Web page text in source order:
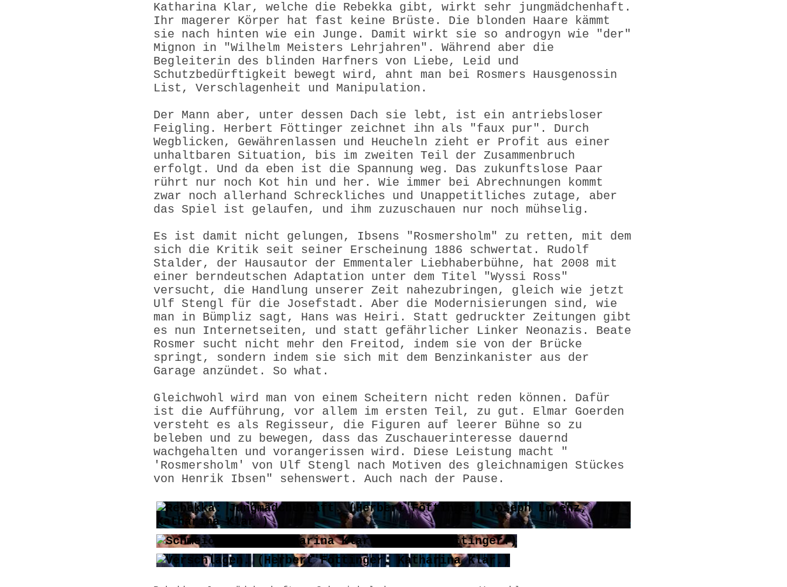
Katharina Klar, welche die Rebekka gibt, wirkt sehr jungmädchenhaft.
Ihr magerer Körper hat fast keine Brüste. Die blonden Haare kämmt
sie nach hinten wie ein Junge. Damit wirkt sie so androgyn wie "der"
Mignon in "Wilhelm Meisters Lehrjahren". Während aber die
Begleiterin des blinden Harfners von Liebe, Leid und
Schutzbedürftigkeit bewegt wird, ahnt man bei Rosmers Hausgenossin
List, Verschlagenheit und Manipulation.
Der Mann aber, unter dessen Dach sie lebt, ist ein antriebsloser
Feigling. Herbert Föttinger zeichnet ihn als "faux pur". Durch
Wegblicken, Gewährenlassen und Heucheln zieht er Profit aus einer
unhaltbaren Situation, bis im zweiten Teil der Zusammenbruch
erfolgt. Und da eben ist die Spannung weg. Das zukunftslose Paar
rührt nur noch Kot hin und her. Wie immer bei Abrechnungen kommt
zwar noch allerhand Schreckliches und Unappetitliches zutage, aber
das Spiel ist gelaufen, und ihm zuzuschauen nur noch mühselig.
Es ist damit nicht gelungen, Ibsens "Rosmersholm" zu retten, mit dem
sich die Kritik seit seiner Erscheinung 1886 schwertat. Rudolf
Stalder, der Hausautor der Emmentaler Liebhaberbühne, hat 2008 mit
einer berndeutschen Adaptation unter dem Titel "Wyssi Ross"
versucht, die Handlung unserer Zeit nahezubringen, gleich wie jetzt
Ulf Stengl für die Josefstadt. Aber die Modernisierungen sind, wie
man in Bümpliz sagt, Hans was Heiri. Statt gedruckter Zeitungen gibt
es nun Internetseiten, und statt gefährlicher Linker Neonazis. Beate
Rosmer sucht nicht mehr den Freitod, indem sie von der Brücke
springt, sondern indem sie sich mit dem Benzinkanister aus der
Garage anzündet. So what.
Gleichwohl wird man von einem Scheitern nicht reden können. Dafür
ist die Aufführung, vor allem im ersten Teil, zu gut. Elmar Goerden
versteht es als Regisseur, die Figuren auf leerer Bühne so zu
beleben und zu bewegen, dass das Zuschauerinteresse dauernd
wachgehalten und vorangerissen wird. Diese Leistung macht "
'Rosmersholm' von Ulf Stengl nach Motiven des gleichnamigen Stückes
von Henrik Ibsen" sehenswert. Auch nach der Pause.